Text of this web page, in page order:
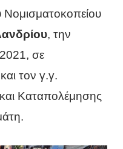
Νομισματοκοπείου
, την
σε
τον γ.γ.
Καταπολέμησης